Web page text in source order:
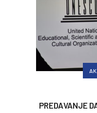
PREDAVANJE